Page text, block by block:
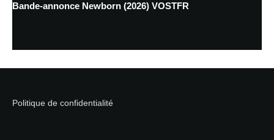
Bande-annonce Newborn (2026) VOSTFR
Politique de confidentialité